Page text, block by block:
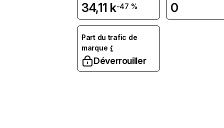
34,11 k-47 % 0
Part du trafic de
marque
Déverrouiller